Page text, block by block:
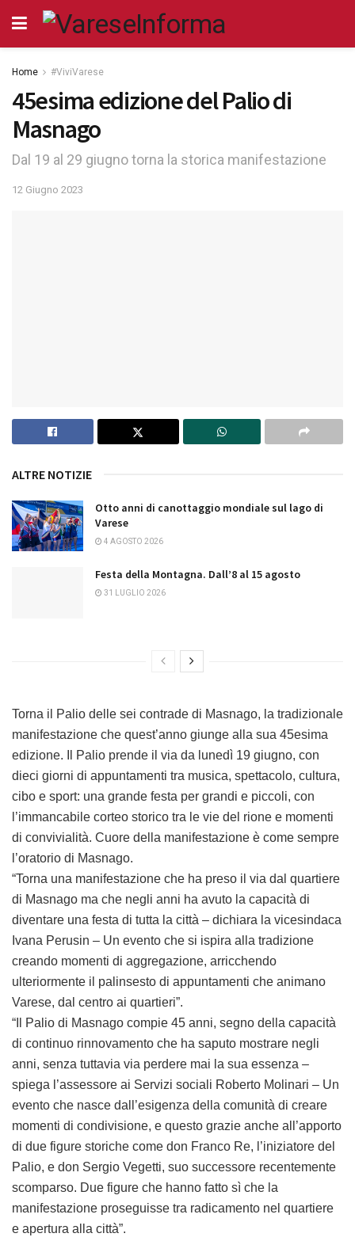
Home #ViviVarese
45esima edizione del Palio di
Masnago
Dal 19 al 29 giugno torna la storica manifestazione
12 Giugno 2023
ALTRE NOTIZIE
Otto anni di canottaggio mondiale sul lago di
Varese
4 AGOSTO 2026
Festa della Montagna. Dall’8 al 15 agosto
31 LUGLIO 2026
Torna il Palio delle sei contrade di Masnago, la tradizionale
manifestazione che quest’anno giunge alla sua 45esima
edizione. Il Palio prende il via da lunedì 19 giugno, con
dieci giorni di appuntamenti tra musica, spettacolo, cultura,
cibo e sport: una grande festa per grandi e piccoli, con
l’immancabile corteo storico tra le vie del rione e momenti
di convivialità. Cuore della manifestazione è come sempre
l’oratorio di Masnago.
“Torna una manifestazione che ha preso il via dal quartiere
di Masnago ma che negli anni ha avuto la capacità di
diventare una festa di tutta la città – dichiara la vicesindaca
Ivana Perusin – Un evento che si ispira alla tradizione
creando momenti di aggregazione, arricchendo
ulteriormente il palinsesto di appuntamenti che animano
Varese, dal centro ai quartieri”.
“Il Palio di Masnago compie 45 anni, segno della capacità
di continuo rinnovamento che ha saputo mostrare negli
anni, senza tuttavia via perdere mai la sua essenza –
spiega l’assessore ai Servizi sociali Roberto Molinari – Un
evento che nasce dall’esigenza della comunità di creare
momenti di condivisione, e questo grazie anche all’apporto
di due figure storiche come don Franco Re, l’iniziatore del
Palio, e don Sergio Vegetti, suo successore recentemente
scomparso. Due figure che hanno fatto sì che la
manifestazione proseguisse tra radicamento nel quartiere
e apertura alla città”.